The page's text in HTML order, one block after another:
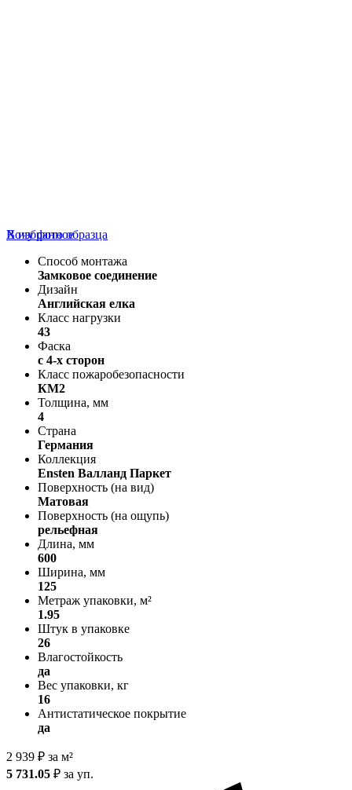
В избранное
Хочу фото образца
Способ монтажа
Замковое соединение
Дизайн
Английская елка
Класс нагрузки
43
Фаска
с 4-х сторон
Класс пожаробезопасности
КМ2
Толщина, мм
4
Страна
Германия
Коллекция
Ensten Валланд Паркет
Поверхность (на вид)
Матовая
Поверхность (на ощупь)
рельефная
Длина, мм
600
Ширина, мм
125
Метраж упаковки, м²
1.95
Штук в упаковке
26
Влагостойкость
да
Вес упаковки, кг
16
Антистатическое покрытие
да
2 939 ₽ за м²
5 731.05 ₽ за уп.